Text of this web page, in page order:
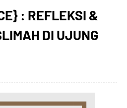
: REFLEKSI &
DI UJUNG